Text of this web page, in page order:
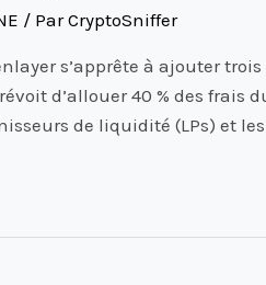
/ ParCryptoSniffer
s’apprête à ajouter
d’allouer 40 % des frais
de liquidité (LPs) et